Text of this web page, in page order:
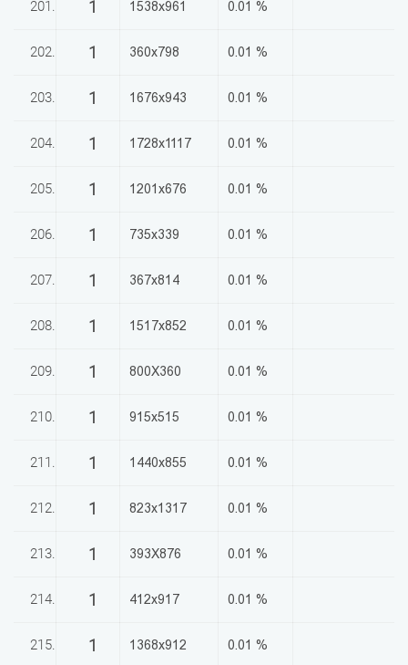
201. 1 1538x961 0.01 %
202. 1 360x798 0.01 %
203. 1 1676x943 0.01 %
204. 1 1728x1117 0.01 %
205. 1 1201x676 0.01 %
206. 1 735x339 0.01 %
207. 1 367x814 0.01 %
208. 1 1517x852 0.01 %
209. 1 800X360 0.01 %
210. 1 915x515 0.01 %
211. 1 1440x855 0.01 %
212. 1 823x1317 0.01 %
213. 1 393X876 0.01 %
214. 1 412x917 0.01 %
215. 1 1368x912 0.01 %